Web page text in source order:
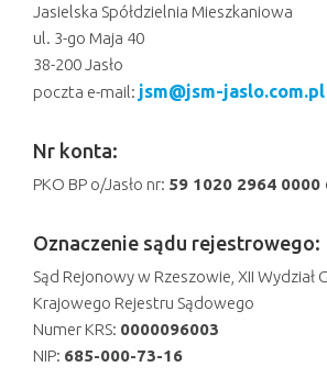
Jasielska Spółdzielnia Mieszkaniowa
ul. 3-go Maja 40
38-200 Jasło
poczta e-mail: jsm@jsm-jaslo.com.pl
Nr konta:
PKO BP o/Jasło nr: 59 1020 2964 0000
Oznaczenie sądu rejestrowego:
Sąd Rejonowy w Rzeszowie, XII Wydział
Krajowego Rejestru Sądowego
Numer KRS: 0000096003
NIP: 685-000-73-16